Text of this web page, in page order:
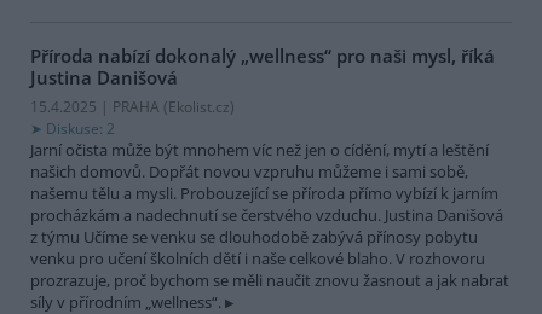
Příroda nabízí dokonalý „wellness“ pro naši mysl, říká
Justina Danišová
15.4.2025 | PRAHA (Ekolist.cz)
Diskuse: 2
Jarní očista může být mnohem víc než jen o cídění, mytí a leštění
našich domovů. Dopřát novou vzpruhu můžeme i sami sobě,
našemu tělu a mysli. Probouzející se příroda přímo vybízí k jarním
procházkám a nadechnutí se čerstvého vzduchu. Justina Danišová
z týmu Učíme se venku se dlouhodobě zabývá přínosy pobytu
venku pro učení školních dětí i naše celkové blaho. V rozhovoru
prozrazuje, proč bychom se měli naučit znovu žasnout a jak nabrat
síly v přírodním „wellness“.